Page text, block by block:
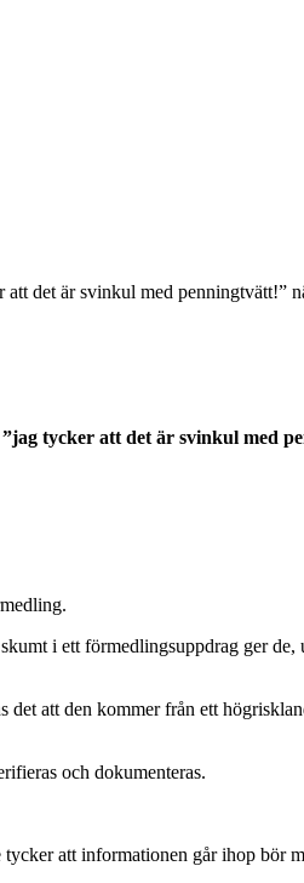
det är svinkul med penningtvätt!”
tycker att det är svinkul med
i ett förmedlingsuppdrag ger
att den kommer från ett
och dokumenteras.
att informationen går ihop bör